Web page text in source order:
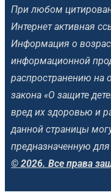
При любом
Интернет активная
Информация о
информационной
распространению на
закона «О защите
вред их здоровью и
данной страницы
предназначенную
© 2026. Все права